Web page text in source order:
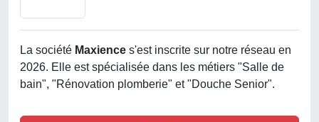
La société Maxience s'est inscrite sur notre réseau en
2026. Elle est spécialisée dans les métiers "Salle de
bain", "Rénovation plomberie" et "Douche Senior".